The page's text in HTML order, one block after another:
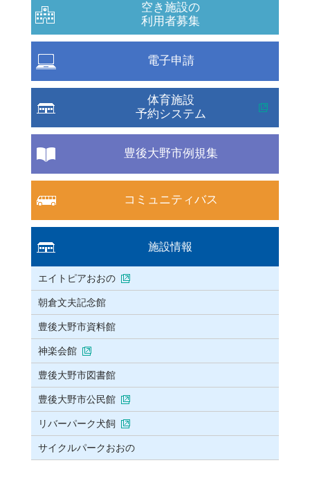
空き施設の
利用者募集
電子申請
体育施設
予約システム
豊後大野市例規集
コミュニティバス
施設情報
エイトピアおおの
朝倉文夫記念館
豊後大野市資料館
神楽会館
豊後大野市図書館
豊後大野市公民館
リバーパーク犬飼
サイクルパークおおの